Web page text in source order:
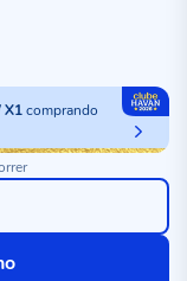
X1comprando